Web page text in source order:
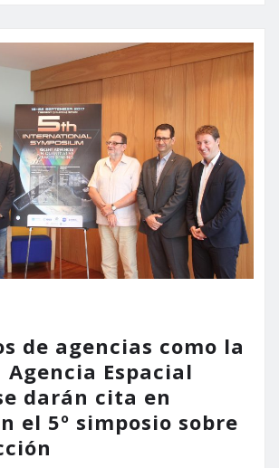
de agencias como la
Agencia Espacial
darán cita en
el 5º simposio sobre